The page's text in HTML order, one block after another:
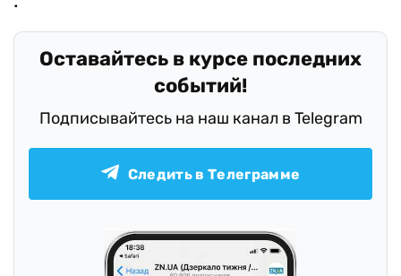
Оставайтесь в курсе последних
событий!
Подписывайтесь на наш канал в Telegram
Следить в Телеграмме